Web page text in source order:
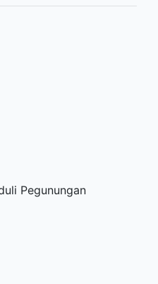
Pegunungan